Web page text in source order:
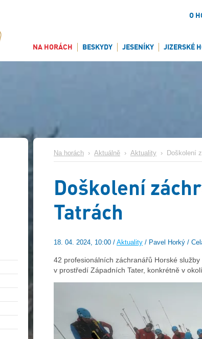
O
NA HORÁCH BESKYDY JESENÍKY JIZERSKÉ
Na horách › Aktuálně › Aktuality › Doškolení
Doškolení
Tatrách
18. 04. 2024, 10:00 / Aktuality / Pavel Horký /
42 profesionálních záchranářů Horské
v prostředí Západních Tater, konkrétně v